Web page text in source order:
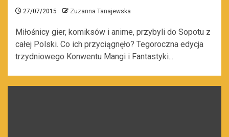
27/07/2015 Zuzanna Tanajewska
Miłośnicy gier, komiksów i anime, przybyli do Sopotu z
całej Polski. Co ich przyciągnęło? Tegoroczna edycja
trzydniowego Konwentu Mangi i Fantastyki...